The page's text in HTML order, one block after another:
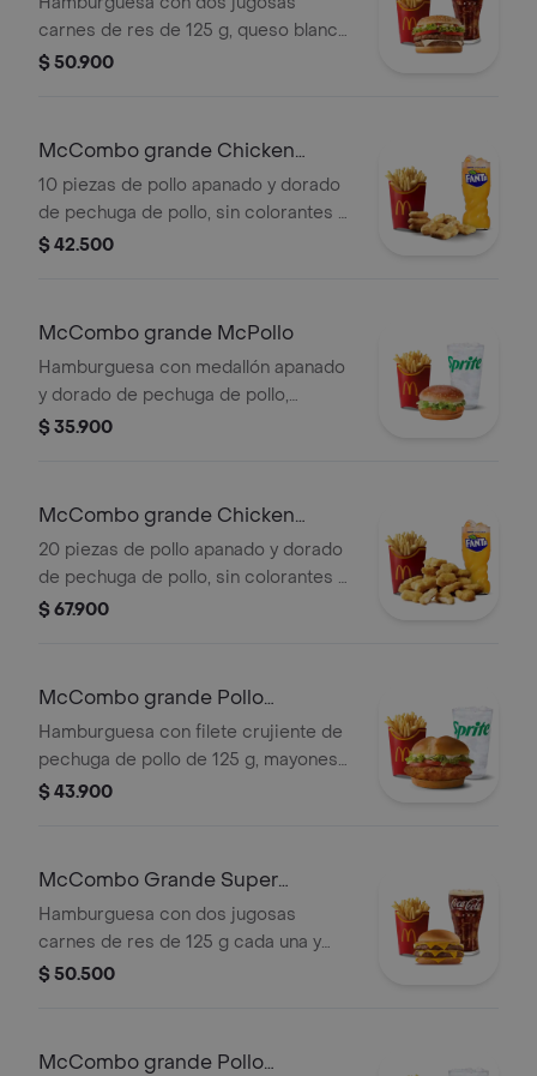
carnes de res de 125 g, queso blanco
cremoso, cebolla, tomate fresco,
Acompañada de papas fritas grandes
y bebida grande a elección.
$ 50.900
McCombo grande Chicken
McNuggets de 10 pzas
10 piezas de pollo apanado y dorado
de pechuga de pollo, sin colorantes ni
conservantes artificiales.
$ 42.500
McCombo grande McPollo
Hamburguesa con medallón apanado
y dorado de pechuga de pollo,
mayonesa cremosa y lechuga fresca,
a elección.
$ 35.900
McCombo grande Chicken
McNuggets de 20 pzas
20 piezas de pollo apanado y dorado
de pechuga de pollo, sin colorantes ni
conservantes artificiales.
$ 67.900
McCombo grande Pollo
McCrispy Deluxe
Hamburguesa con filete crujiente de
pechuga de pollo de 125 g, mayonesa
cremosa, lechuga fresca y tomate, en
grande a elección.
$ 43.900
McCombo Grande Super
Cheddar Lover
Hamburguesa con dos jugosas
carnes de res de 125 g cada una y
cinco quesos cremosos.
$ 50.500
McCombo grande Pollo